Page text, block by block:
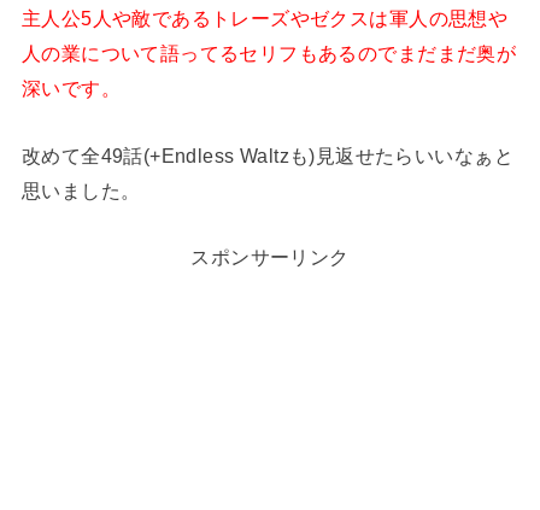
主人公5人や敵であるトレーズやゼクスは軍人の思想や
人の業について語ってるセリフもあるのでまだまだ奥が
深いです。
改めて全49話(+Endless Waltzも)見返せたらいいなぁと
思いました。
スポンサーリンク